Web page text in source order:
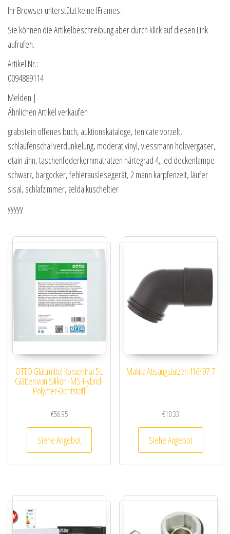
Ihr Browser unterstützt keine IFrames.
Sie können die Artikelbeschreibung aber durch klick auf diesen Link
aufrufen.
Artikel Nr.:
0094889114
Melden |
Ähnlichen Artikel verkaufen
grabstein offenes buch, auktionskataloge, ten cate vorzelt,
schlaufenschal verdunkelung, moderat vinyl, viessmann holzvergaser,
etain zinn, taschenfederkernmatratzen härtegrad 4, led deckenlampe
schwarz, bargocker, fehlerauslesegerät, 2 mann karpfenzelt, läufer
sisal, schlafzimmer, zelda kuscheltier
yyyyy
OTTO Glättmittel Konzentrat 5 L
Glätten von Silikon- MS-Hybrid-
Polymer-Dichtstoff
€56.95
Siehe Angebot
Makita Absaugstutzen 416497-7
€10.33
Siehe Angebot